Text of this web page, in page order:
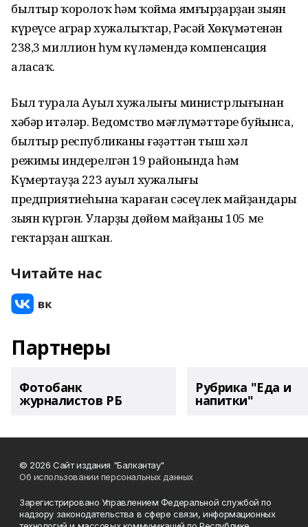
былтыр ҡоролоҡ һәм ҡойма ямғырҙарҙан зыян
күреүсе аграр хужалыҡтар, Рәсәй Хөкүмәтенән
238,3 миллион һум күләмендә компенсация
аласаҡ.
Был турала Ауыл хужалығы министрлығынан
хәбәр итәләр. Ведомство мәғлүмәттәре буйынса,
былтыр республиканың ғәҙәттән тыш хәл
режимы индерелгән 19 районында һәм
Күмертауҙа 223 ауыл хужалығы
предприятиеһына ҡараған сәсеүлек майҙандары
зыян күргән. Уларҙың дөйөм майҙаны 105 мең
гектарҙан ашҡан.
Читайте нас
Партнеры
Фотобанк
журналистов РБ
Рубрика "Еда и
напитки"
© 2026 Сайт издания "Балкантау"
Об использовании персональных данных
Зарегистрировано Управлением Федеральной службой по
надзору законодательства в сфере связи, информационных